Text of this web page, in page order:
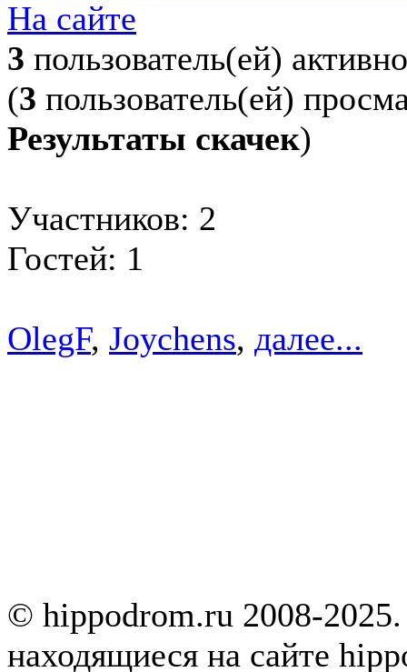
На сайте
3 пользователь(ей) активно
(3 пользователь(ей)
Результаты скачек)
Участников: 2
Гостей: 1
OlegF, Joychens, далее...
© hippodrom.ru 2008-
находящиеся на сайте